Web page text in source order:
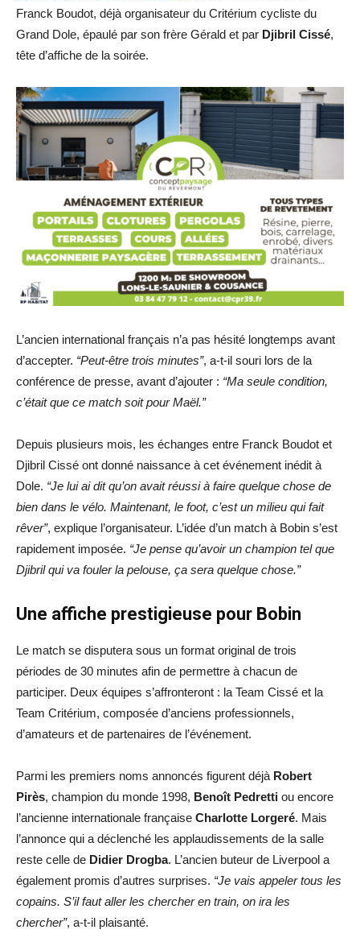
Franck Boudot, déjà organisateur du Critérium cycliste du
Grand Dole, épaulé par son frère Gérald et par Djibril Cissé,
tête d’affiche de la soirée.
L’ancien international français n’a pas hésité longtemps avant
d’accepter. “Peut-être trois minutes”, a-t-il souri lors de la
conférence de presse, avant d’ajouter : “Ma seule condition,
c’était que ce match soit pour Maël.”
Depuis plusieurs mois, les échanges entre Franck Boudot et
Djibril Cissé ont donné naissance à cet événement inédit à
Dole. “Je lui ai dit qu’on avait réussi à faire quelque chose de
bien dans le vélo. Maintenant, le foot, c’est un milieu qui fait
rêver”, explique l’organisateur. L’idée d’un match à Bobin s’est
rapidement imposée. “Je pense qu’avoir un champion tel que
Djibril qui va fouler la pelouse, ça sera quelque chose.”
Une affiche prestigieuse pour Bobin
Le match se disputera sous un format original de trois
périodes de 30 minutes afin de permettre à chacun de
participer. Deux équipes s’affronteront : la Team Cissé et la
Team Critérium, composée d’anciens professionnels,
d’amateurs et de partenaires de l’événement.
Parmi les premiers noms annoncés figurent déjà Robert
Pirès, champion du monde 1998, Benoît Pedretti ou encore
l’ancienne internationale française Charlotte Lorgeré. Mais
l’annonce qui a déclenché les applaudissements de la salle
reste celle de Didier Drogba. L’ancien buteur de Liverpool a
également promis d’autres surprises. “Je vais appeler tous les
copains. S’il faut aller les chercher en train, on ira les
chercher”, a-t-il plaisanté.